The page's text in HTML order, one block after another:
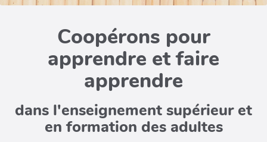
Coopérons pour
apprendre et faire
apprendre
dans l'enseignement supérieur et
en formation des adultes